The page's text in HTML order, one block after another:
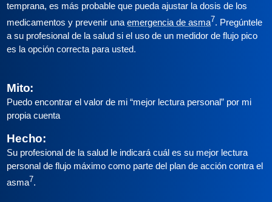
temprana, es más probable que pueda ajustar la dosis de los
medicamentos y prevenir unaemergencia de asma7. Pregúntele
a su profesional de la salud si el uso de un medidor de flujo pico
es la opción correcta para usted.
Mito:
Puedo encontrar el valor de mi “mejor lectura personal” por mi
propia cuenta
Hecho:
Su profesional de la salud le indicará cuál es su mejor lectura
personal de flujo máximo como parte del plan de acción contra el
asma7.